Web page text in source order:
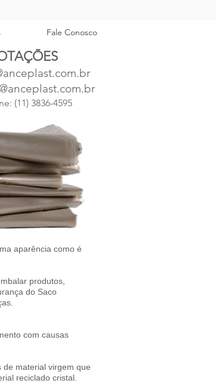
Fale Conosco
(11) 3836-4595
aparência como é
produtos,
do Saco
com causas
material virgem que
reciclado cristal.